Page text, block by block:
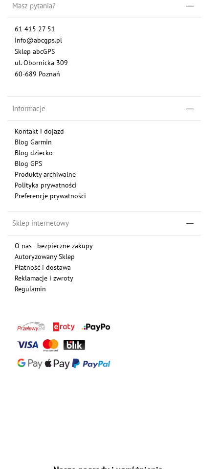
Masz pytania?
61 415 27 51
info@abcgps.pl
Sklep abcGPS
ul. Obornicka 309
60-689 Poznań
Informacje
Kontakt i dojazd
Blog Garmin
Blog dziecko
Blog GPS
Produkty archiwalne
Polityka prywatności
Preferencje prywatności
Sklep internetowy
O nas - bezpieczne zakupy
Autoryzowany Sklep
Płatność i dostawa
Reklamacje i zwroty
Regulamin